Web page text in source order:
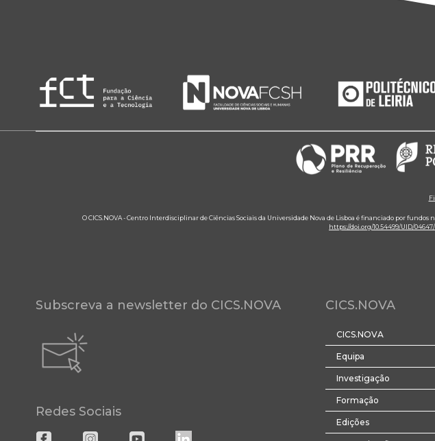
O CICS.NOVA - Centro Interdisciplinar de Ciências Sociais da Universidade Nova de Lisboa é financiado por fundos
https://doi.org/10.54499/UID/
Subscreva a newsletter do CICS.NOVA
Redes Sociais
CICS.NOVA
CICS.NOVA
Equipa
Investigação
Formação
Edições